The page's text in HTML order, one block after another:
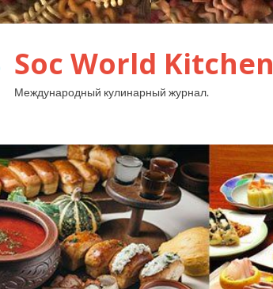
Soc World Kitchen
Международный кулинарный журнал.